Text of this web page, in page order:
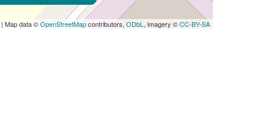
| Map data ©OpenStreetMapcontributors, ODbL , Imagery ©CC-BY-SA